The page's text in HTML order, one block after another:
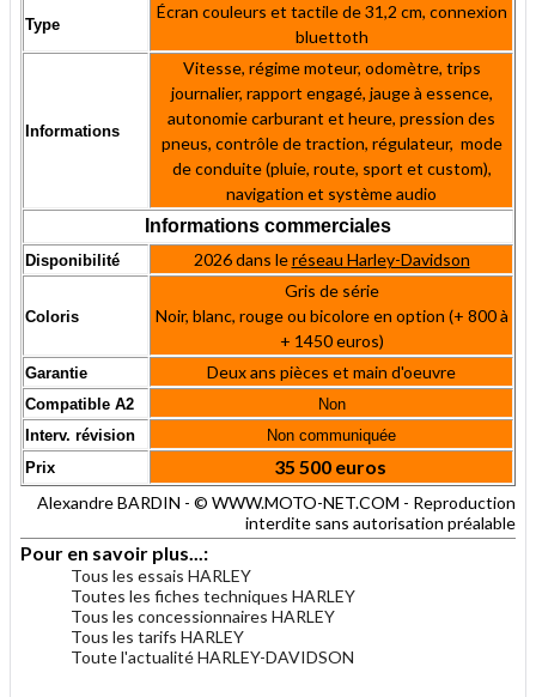
Type
Écran couleurs et tactile de 31,2 cm, connexion
bluettoth
Informations
Vitesse, régime moteur, odomètre, trips
journalier, rapport engagé, jauge à essence,
autonomie carburant et heure, pression des
pneus, contrôle de traction, régulateur, mode
de conduite (pluie, route, sport et custom),
navigation et système audio
Informations commerciales
Disponibilité 2026 dans leréseau Harley-Davidson
Coloris
Gris de série
Noir, blanc, rouge ou bicolore en option (+ 800 à
+ 1450 euros)
Garantie Deux ans pièces et main d'oeuvre
Compatible A2
Non
Interv. révision
Non communiquée
Prix
35 500 euros
Alexandre BARDIN - © WWW.MOTO-NET.COM - Reproduction
interdite sans autorisation préalable
Pour en savoir plus...:
Tous les essais HARLEY
Toutes les fiches techniques HARLEY
Tous les concessionnaires HARLEY
Tous les tarifs HARLEY
Toute l'actualité HARLEY-DAVIDSON